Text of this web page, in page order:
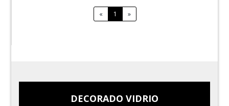
« 1 »
DECORADO VIDRIO